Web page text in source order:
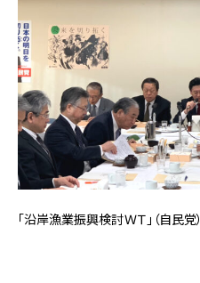
「沿岸漁業振興検討ＷＴ」（自民党）